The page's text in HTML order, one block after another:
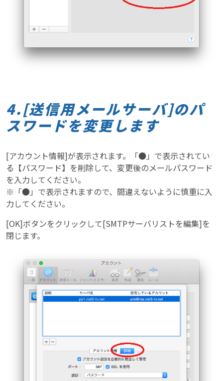
4.[送信用メールサーバ]のパ
スワードを変更します
[アカウント情報]が表示されます。「●」で表示されてい
る【パスワード】を削除して、変更後のメールパスワード
を入力してください。
※「●」で表示されますので、間違えないように慎重に入
力してください。
[OK]ボタンをクリックして[SMTPサーバリストを編集]を
閉じます。